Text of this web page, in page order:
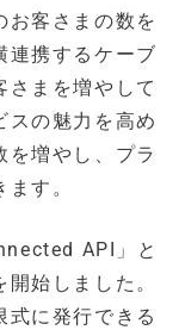
お客さまの数を
連携するケーブ
さまを増やして
スの魅力を高め
を増やし、プラ
す。
API」と
始しました。
式に発行できる